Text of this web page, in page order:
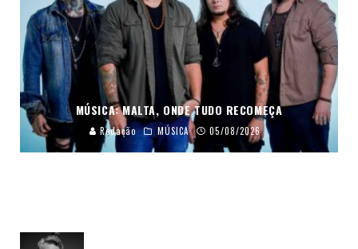
MÚSICA: MALTA, ONDE TUDO RECOMEÇA
Redação MÚSICA 05/08/2026